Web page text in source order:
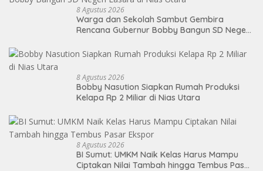
8 Agustus 2026
Warga dan Sekolah Sambut Gembira
Rencana Gubernur Bobby Bangun SD Negeri
8 Agustus 2026
Bobby Nasution Siapkan Rumah Produksi
Kelapa Rp 2 Miliar di Nias Utara
8 Agustus 2026
BI Sumut: UMKM Naik Kelas Harus Mampu
Ciptakan Nilai Tambah hingga Tembus Pasar